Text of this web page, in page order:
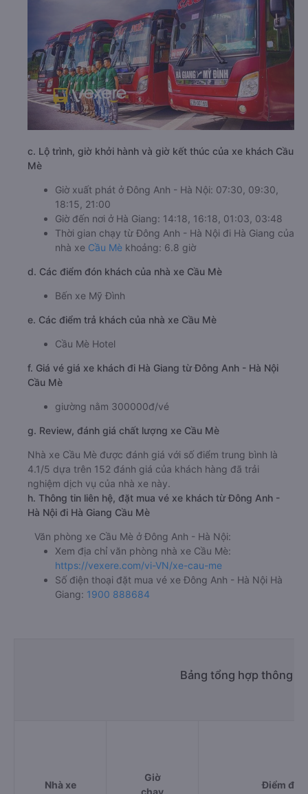
c. Lộ trình, giờ khởi hành và giờ kết thúc của xe khách Cầu
Mè
Giờ xuất phát ở Đông Anh - Hà Nội: 07:30, 09:30,
18:15, 21:00
Giờ đến nơi ở Hà Giang: 14:18, 16:18, 01:03, 03:48
Thời gian chạy từ Đông Anh - Hà Nội đi Hà Giang của
nhà xe Cầu Mè khoảng: 6.8 giờ
d. Các điểm đón khách của nhà xe Cầu Mè
Bến xe Mỹ Đình
e. Các điểm trả khách của nhà xe Cầu Mè
Cầu Mè Hotel
f. Giá vé giá xe khách đi Hà Giang từ Đông Anh - Hà Nội
Cầu Mè
giường nằm 300000đ/vé
g. Review, đánh giá chất lượng xe Cầu Mè
Nhà xe Cầu Mè được đánh giá với số điểm trung bình là
4.1/5 dựa trên 152 đánh giá của khách hàng đã trải
nghiệm dịch vụ của nhà xe này.
h. Thông tin liên hệ, đặt mua vé xe khách từ Đông Anh -
Hà Nội đi Hà Giang Cầu Mè
Văn phòng xe Cầu Mè ở Đông Anh - Hà Nội:
Xem địa chỉ văn phòng nhà xe Cầu Mè:
https://vexere.com/vi-VN/xe-cau-me
Số điện thoại đặt mua vé xe Đông Anh - Hà Nội Hà
Giang: 1900 888684
Bảng tổng hợp thông
Nhà xe
Giờ
chạy
Điểm đi